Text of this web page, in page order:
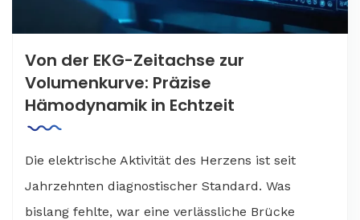
Von der EKG-Zeitachse zur
Volumenkurve: Präzise
Hämodynamik in Echtzeit
Die elektrische Aktivität des Herzens ist seit
Jahrzehnten diagnostischer Standard. Was
bislang fehlte, war eine verlässliche Brücke